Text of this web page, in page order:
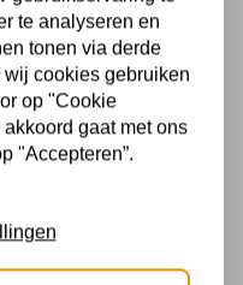
gouden aaplamp
in de ruimte nog een
details, een
en grafischer. Zwart
zijn, waardoor hij
donkerder interieur valt
te analyseren en
tonen via derde
cookies gebruiken
op "Cookie
gaat met ons
"Accepteren”.